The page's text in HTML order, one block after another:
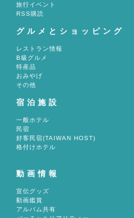
旅行イベント
RSS購読
グルメとショッピング
レストラン情報
B級グルメ
特産品
おみやげ
その他
宿泊施設
一般ホテル
民宿
好客民宿(TAIWAN HOST)
格付けホテル
動画情報
宣伝グッズ
動画鑑賞
アルバム共有